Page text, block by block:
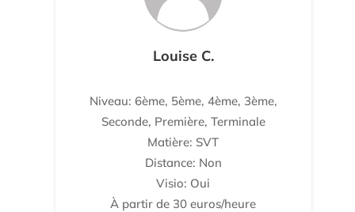
Louise C.
Niveau: 6ème, 5ème, 4ème, 3ème,
Seconde, Première, Terminale
Matière: SVT
Distance: Non
Visio: Oui
À partir de 30 euros/heure